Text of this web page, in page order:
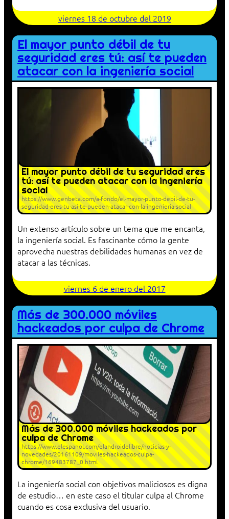
viernes 18 de octubre del 2019
El mayor punto débil de tu
seguridad eres tú: así te pueden
atacar con la ingeniería social
El mayor punto débil de tu seguridad eres
tú: así te pueden atacar con la ingeniería
social
https://www.genbeta.com/a-fondo/el-mayor-punto-debil-de-tu-
seguridad-eres-tu-asi-te-pueden-atacar-con-la-ingenieria-social
Un extenso artículo sobre un tema que me encanta,
la ingeniería social. Es fascinante cómo la gente
aprovecha nuestras debilidades humanas en vez de
atacar a las técnicas.
viernes 6 de enero del 2017
Más de 300.000 móviles
hackeados por culpa de Chrome
Más de 300.000 móviles hackeados por
culpa de Chrome
https://www.elespanol.com/elandroidelibre/noticias-y-
novedades/20161109/moviles-hackeados-culpa-
chrome/169483787_0.html
La ingeniería social con objetivos maliciosos es digna
de estudio… en este caso el titular culpa al Chrome
cuando es cosa exclusiva del usuario.